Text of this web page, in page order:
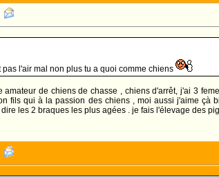
l'air mal non plus tu a quoi comme chiens
de chiens de chasse , chiens d'arrêt, j'ai 3
fils qui à la passion des chiens , moi aussi j'aime
les 2 braques les plus agées . je fais l'élevage des